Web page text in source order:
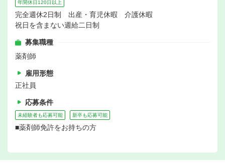
年間休日120日以上
完全週休2日制 出産・育児休暇 介護休暇
祝日を含まない週給二日制
募集職種
薬剤師
雇用形態
正社員
応募条件
未経験者も応募可能 新卒も応募可能
■薬剤師免許をお持ちの方